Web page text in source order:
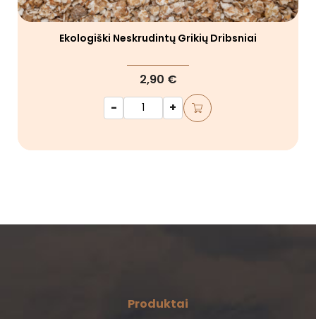
Ekologiški Neskrudintų Grikių Dribsniai
2,90 €
-
+
Produktai